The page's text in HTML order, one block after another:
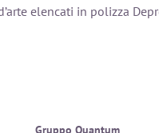
elencati in polizza
Gruppo Quantum